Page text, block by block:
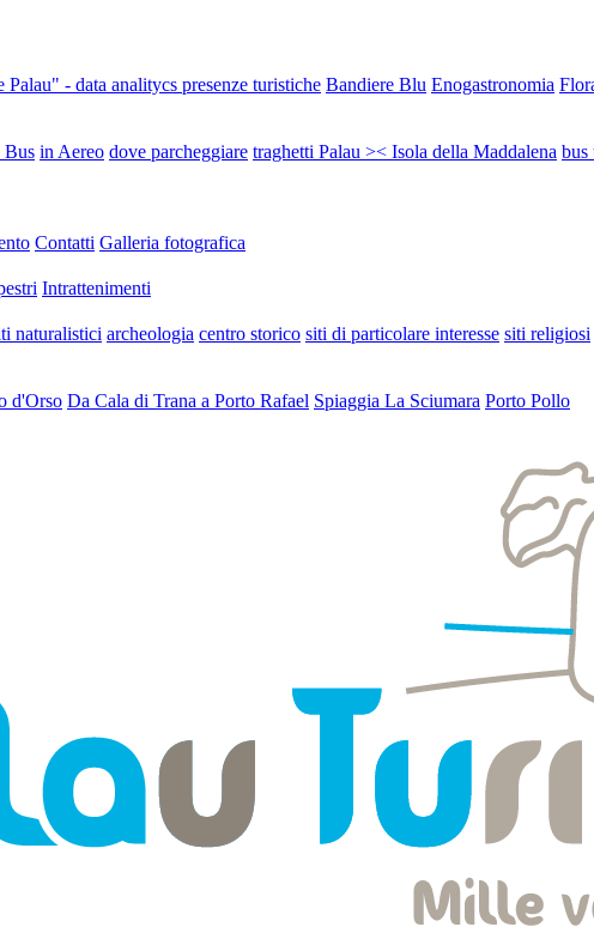
Palau" - data analitycs presenze turistiche Bandiere Blu Enogastronomia
Bus in Aereo dove parcheggiare traghetti Palau >< Isola della Maddalena bus
Contatti Galleria fotografica
Intrattenimenti
naturalistici archeologia centro storico siti di particolare interesse siti religiosi
d'Orso Da Cala di Trana a Porto Rafael Spiaggia La Sciumara Porto Pollo